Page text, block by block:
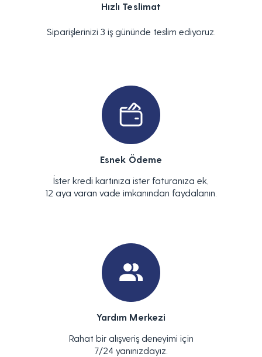
Hızlı Teslimat
Siparişlerinizi 3 iş gününde teslim ediyoruz.
Esnek Ödeme
İster kredi kartınıza ister faturanıza ek,
12 aya varan vade imkanından faydalanın.
Yardım Merkezi
Rahat bir alışveriş deneyimi için
7/24 yanınızdayız.